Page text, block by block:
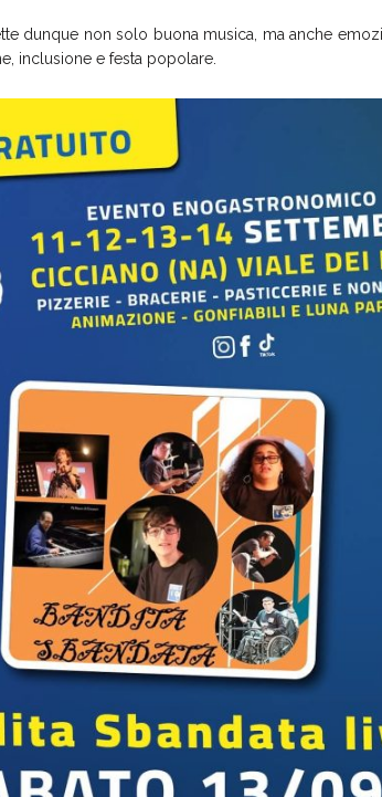
dunque non solo buona musica, ma anche
inclusione e festa popolare.